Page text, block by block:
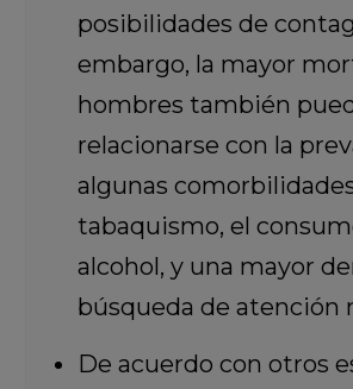
posibilidades de
embargo, la mayor
hombres también
relacionarse con la
algunas
tabaquismo, el
alcohol, y una mayor
búsqueda de atención
De acuerdo con otros